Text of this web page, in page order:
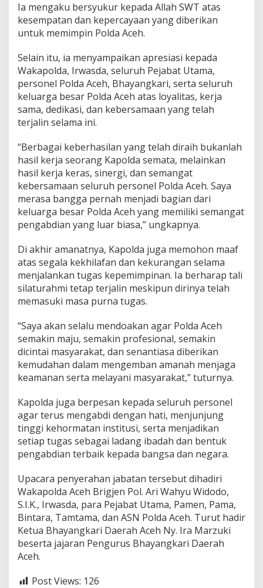
Ia mengaku bersyukur kepada Allah SWT atas
kesempatan dan kepercayaan yang diberikan
untuk memimpin Polda Aceh.
Selain itu, ia menyampaikan apresiasi kepada
Wakapolda, Irwasda, seluruh Pejabat Utama,
personel Polda Aceh, Bhayangkari, serta seluruh
keluarga besar Polda Aceh atas loyalitas, kerja
sama, dedikasi, dan kebersamaan yang telah
terjalin selama ini.
“Berbagai keberhasilan yang telah diraih bukanlah
hasil kerja seorang Kapolda semata, melainkan
hasil kerja keras, sinergi, dan semangat
kebersamaan seluruh personel Polda Aceh. Saya
merasa bangga pernah menjadi bagian dari
keluarga besar Polda Aceh yang memiliki semangat
pengabdian yang luar biasa,” ungkapnya.
Di akhir amanatnya, Kapolda juga memohon maaf
atas segala kekhilafan dan kekurangan selama
menjalankan tugas kepemimpinan. Ia berharap tali
silaturahmi tetap terjalin meskipun dirinya telah
memasuki masa purna tugas.
“Saya akan selalu mendoakan agar Polda Aceh
semakin maju, semakin profesional, semakin
dicintai masyarakat, dan senantiasa diberikan
kemudahan dalam mengemban amanah menjaga
keamanan serta melayani masyarakat,” tuturnya.
Kapolda juga berpesan kepada seluruh personel
agar terus mengabdi dengan hati, menjunjung
tinggi kehormatan institusi, serta menjadikan
setiap tugas sebagai ladang ibadah dan bentuk
pengabdian terbaik kepada bangsa dan negara.
Upacara penyerahan jabatan tersebut dihadiri
Wakapolda Aceh Brigjen Pol. Ari Wahyu Widodo,
S.I.K., Irwasda, para Pejabat Utama, Pamen, Pama,
Bintara, Tamtama, dan ASN Polda Aceh. Turut hadir
Ketua Bhayangkari Daerah Aceh Ny. Ira Marzuki
beserta jajaran Pengurus Bhayangkari Daerah
Aceh.
Post Views: 126